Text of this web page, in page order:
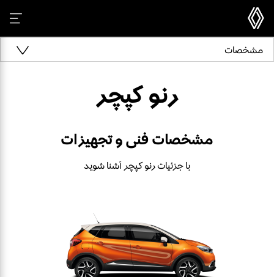
مشخصات
رنو کپچر
مشخصات فنی و تجهیزات
با جزئیات رنو کپچر آشنا شوید